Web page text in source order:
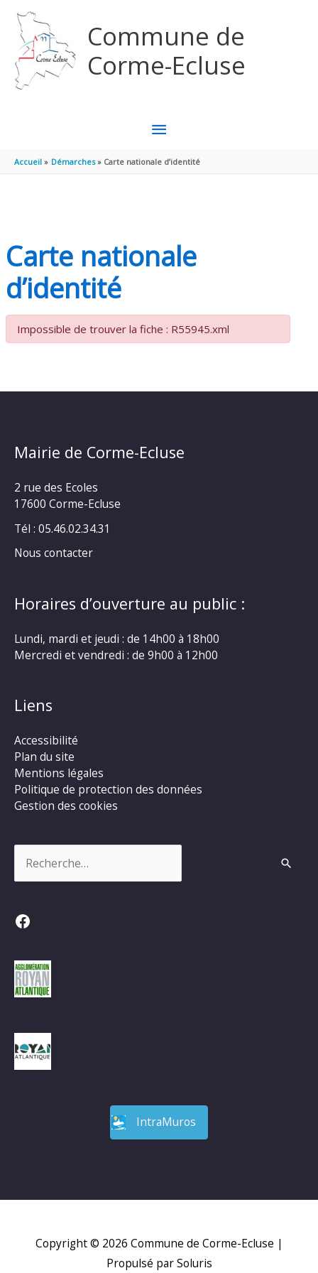
Commune de
Corme-Ecluse
MENU
PRINCIPAL
Accueil Démarches Carte nationale d’identité
Carte nationale
d’identité
Impossible de trouver la fiche : R55945.xml
Mairie de Corme-Ecluse
2 rue des Ecoles
17600 Corme-Ecluse
Tél : 05.46.02.34.31
Nous contacter
Horaires d’ouverture au public :
Lundi, mardi et jeudi : de 14h00 à 18h00
Mercredi et vendredi : de 9h00 à 12h00
Liens
Accessibilité
Plan du site
Mentions légales
Politique de protection des données
Gestion des cookies
Facebook
IntraMuros
Copyright © 2026 Commune de Corme-Ecluse |
Propulsé par Soluris